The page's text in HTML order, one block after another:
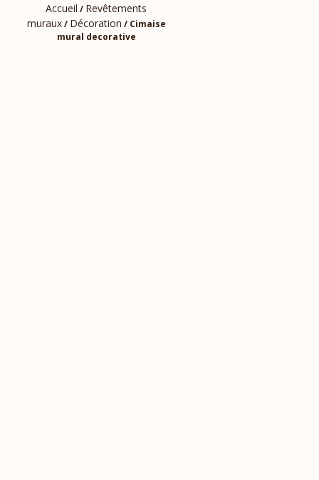
Accueil / Revêtements
muraux/ Décoration / Cimaise
mural decorative